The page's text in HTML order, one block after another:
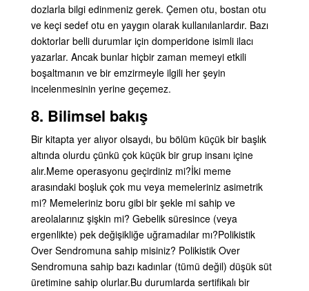
dozlarla bilgi edinmeniz gerek. Çemen otu, bostan otu
ve keçi sedef otu en yaygın olarak kullanılanlardır. Bazı
doktorlar belli durumlar için domperidone isimli ilacı
yazarlar. Ancak bunlar hiçbir zaman memeyi etkili
boşaltmanın ve bir emzirmeyle ilgili her şeyin
incelenmesinin yerine geçemez.
8. Bilimsel bakış
Bir kitapta yer alıyor olsaydı, bu bölüm küçük bir başlık
altında olurdu çünkü çok küçük bir grup insanı içine
alır.Meme operasyonu geçirdiniz mi?İki meme
arasındaki boşluk çok mu veya memeleriniz asimetrik
mi? Memeleriniz boru gibi bir şekle mi sahip ve
areolalarınız şişkin mi? Gebelik süresince (veya
ergenlikte) pek değişikliğe uğramadılar mı?Polikistik
Over Sendromuna sahip misiniz? Polikistik Over
Sendromuna sahip bazı kadınlar (tümü değil) düşük süt
üretimine sahip olurlar.Bu durumlarda sertifikalı bir